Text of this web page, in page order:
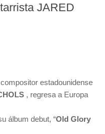
JARED
estadounidense
, regresa a Europa
álbum debut, “Old Glory